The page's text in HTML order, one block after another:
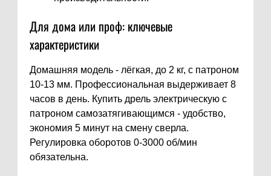
Для дома или проф: ключевые
характеристики
Домашняя модель - лёгкая, до 2 кг, с патроном
10-13 мм. Профессиональная выдерживает 8
часов в день. Купить дрель электрическую с
патроном самозатягивающимся - удобство,
экономия 5 минут на смену сверла.
Регулировка оборотов 0-3000 об/мин
обязательна.